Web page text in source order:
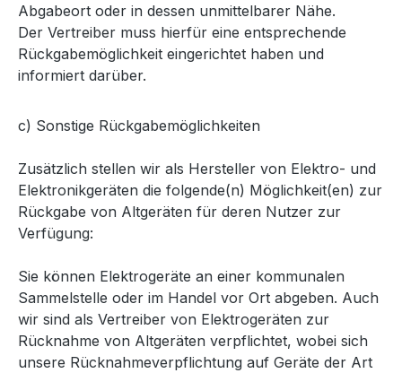
Abgabeort oder in dessen unmittelbarer Nähe.
Der Vertreiber muss hierfür eine entsprechende
Rückgabemöglichkeit eingerichtet haben und
informiert darüber.
c) Sonstige Rückgabemöglichkeiten
Zusätzlich stellen wir als Hersteller von Elektro- und
Elektronikgeräten die folgende(n) Möglichkeit(en) zur
Rückgabe von Altgeräten für deren Nutzer zur
Verfügung:
Sie können Elektrogeräte an einer kommunalen
Sammelstelle oder im Handel vor Ort abgeben. Auch
wir sind als Vertreiber von Elektrogeräten zur
Rücknahme von Altgeräten verpflichtet, wobei sich
unsere Rücknahmeverpflichtung auf Geräte der Art